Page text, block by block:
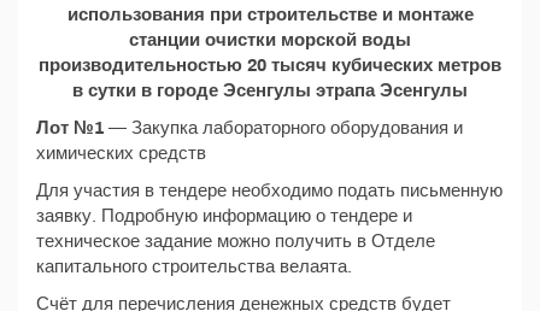
использования при строительстве и монтаже
станции очистки морской воды
производительностью 20 тысяч кубических метров
в сутки в городе Эсенгулы этрапа Эсенгулы
Лот №1 — Закупка лабораторного оборудования и
химических средств
Для участия в тендере необходимо подать письменную
заявку. Подробную информацию о тендере и
техническое задание можно получить в Отделе
капитального строительства велаята.
Счёт для перечисления денежных средств будет